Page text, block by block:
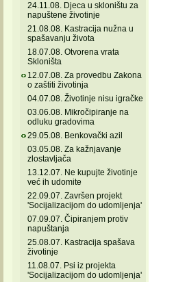
24.11.08. Djeca u skloništu za
napuštene životinje
21.08.08. Kastracija nužna u
spašavanju života
18.07.08. Otvorena vrata
Skloništa
12.07.08. Za provedbu Zakona
o zaštiti životinja
04.07.08. Životinje nisu igračke
03.06.08. Mikročipiranje na
odluku gradovima
29.05.08. Benkovački azil
03.05.08. Za kažnjavanje
zlostavljača
13.12.07. Ne kupujte životinje
već ih udomite
22.09.07. Završen projekt
'Socijalizacijom do udomljenja'
07.09.07. Čipiranjem protiv
napuštanja
25.08.07. Kastracija spašava
životinje
11.08.07. Psi iz projekta
'Socijalizacijom do udomljenja'